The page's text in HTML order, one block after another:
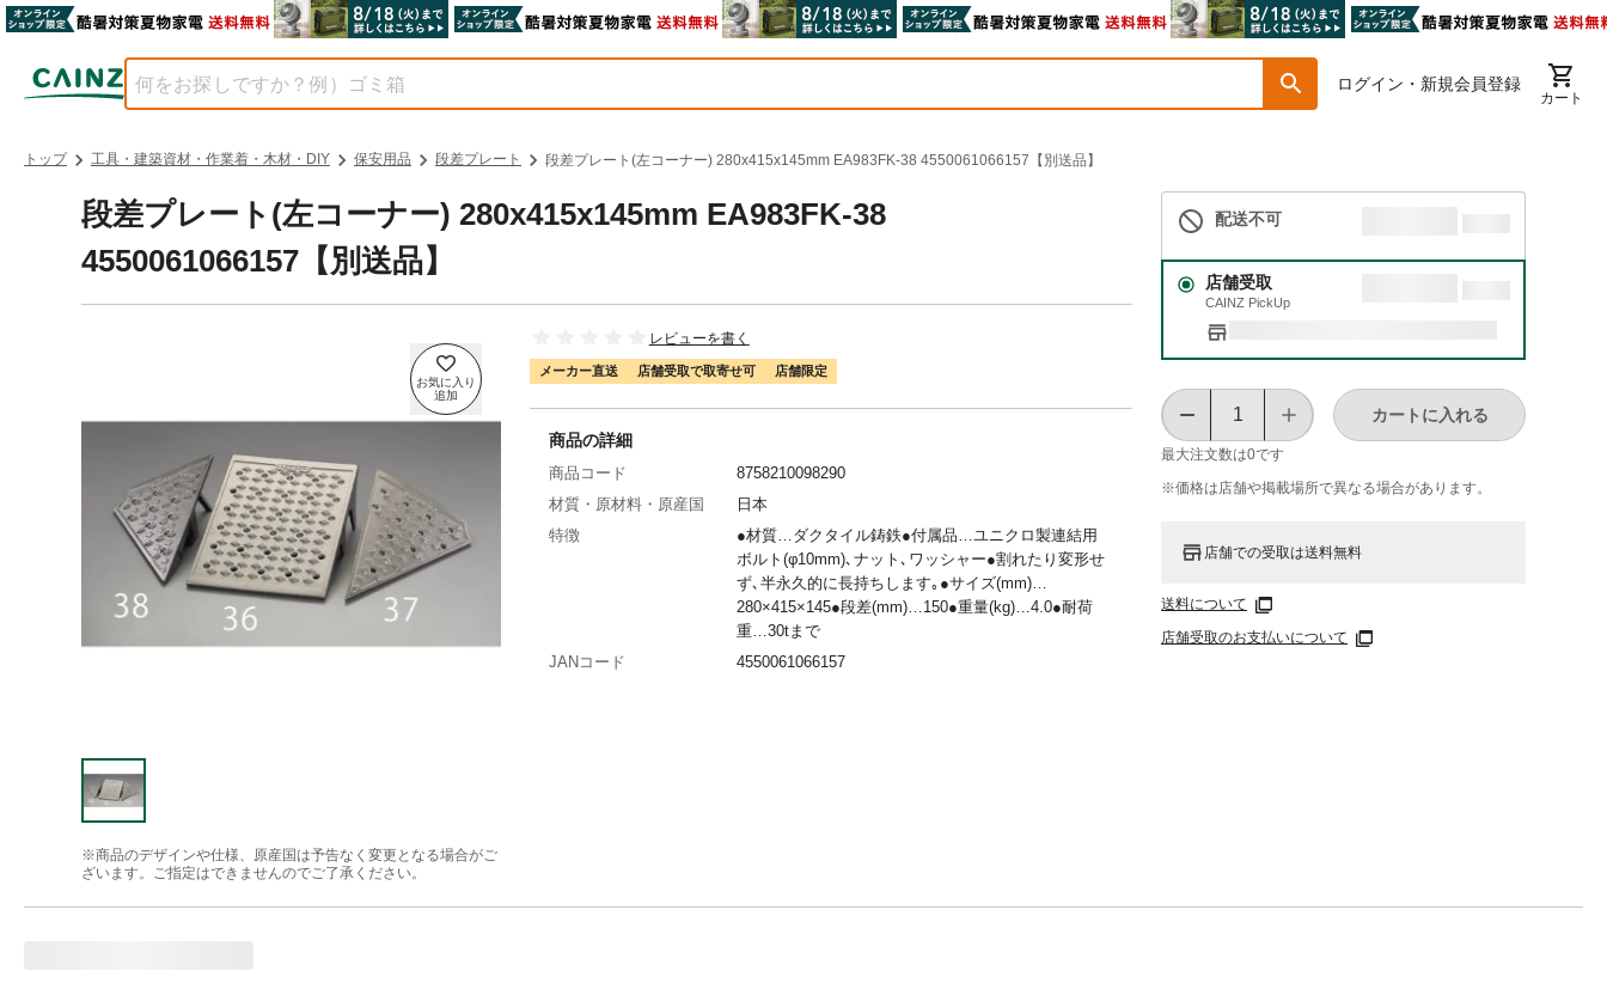
ログイン・新規会員登録
カート
トップ 工具・建築資材・作業着・木材・DIY 保安用品 段差プレート 段差プレート(左コーナー) 280x415x145mm EA983FK-38 4550061066157【別送品】
段差プレート(左コーナー) 280x415x145mm EA983FK-38
4550061066157【別送品】
※商品のデザインや仕様、原産国は予告なく変更となる場合がご
ざいます。ご指定はできませんのでご了承ください。
レビューを書く
メーカー直送 店舗受取で取寄せ可 店舗限定
配送不可
店舗受取
CAINZ PickUp
最大注文数は0です
カートに入れる
※価格は​店舗や​掲載場所で​異なる​場合が​あります。
店舗での受取は送料無料
送料について
店舗受取のお支払いについて
商品の詳細
商品コード
8758210098290
材質・原材料・原産国
日本
特徴
●材質…ダクタイル鋳鉄●付属品…ユニクロ製連結用
ボルト(φ10mm)､ナット､ワッシャー●割れたり変形せ
ず､半永久的に長持ちします｡●サイズ(mm)…
280×415×145●段差(mm)…150●重量(kg)…4.0●耐荷
重…30tまで
JANコード
4550061066157